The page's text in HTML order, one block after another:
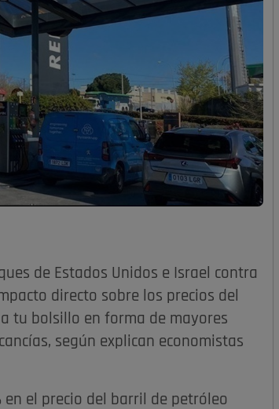
de Estados Unidos e Israel contra
directo sobre los precios del
tu bolsillo en forma de mayores
según explican economistas
en el precio del barril de petróleo